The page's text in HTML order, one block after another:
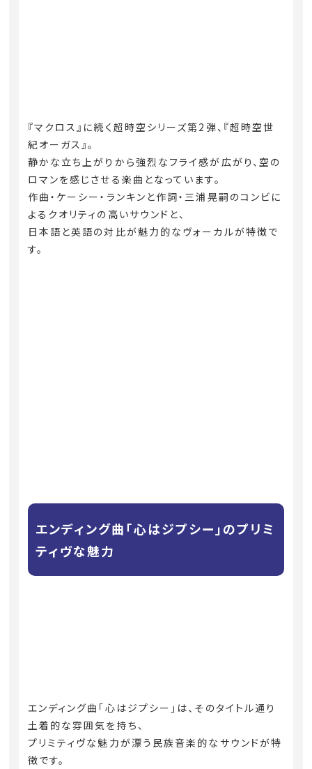
『マクロス』に続く超時空シリーズ第2弾、『超時空世
紀オーガス』。
静かな立ち上がりから強烈なフライ感が広がり、空の
ロマンを感じさせる楽曲となっています。
作曲・ケーシー・ランキンと作詞・三浦晃嗣のコンビに
よるクオリティの高いサウンドと、
日本語と英語の対比が魅力的なヴォーカルが特徴で
す。
エンディング曲「心はジプシー」のプリミ
ティヴな魅力
エンディング曲「心はジプシー」は、そのタイトル通り
土着的な雰囲気を持ち、
プリミティヴな魅力が漂う民族音楽的なサウンドが特
徴です。